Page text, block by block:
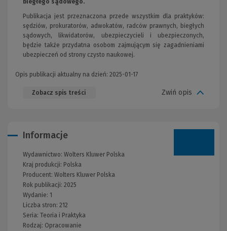
biegłego sądowego.
Publikacja jest przeznaczona przede wszystkim dla praktyków:
sędziów, prokuratorów, adwokatów, radców prawnych, biegłych
sądowych, likwidatorów, ubezpieczycieli i ubezpieczonych,
będzie także przydatna osobom zajmującym się zagadnieniami
ubezpieczeń od strony czysto naukowej.
Opis publikacji aktualny na dzień: 2025-01-17
Zobacz spis treści Zwiń opis
Informacje
Wydawnictwo: Wolters Kluwer Polska
Kraj produkcji: Polska
Producent: Wolters Kluwer Polska
Rok publikacji: 2025
Wydanie: 1
Liczba stron: 212
Seria: Teoria i Praktyka
Rodzaj: Opracowanie